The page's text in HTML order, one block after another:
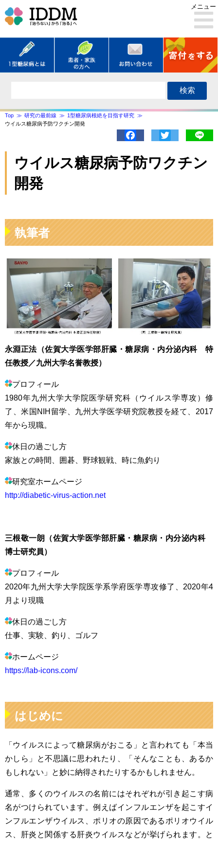
メニュー
検索
Top 研究の最前線
1型糖尿病根絶を目指す研究
ウイルス糖尿病予防ワクチン開発
Facebook
ウイルス糖尿病予防ワクチン
開発
執筆者
永淵正法（佐賀大学医学部肝臓・糖尿病・内分泌内科 特
任教授／九州大学名誉教授）
プロフィール
1980年九州大学大学院医学研究科（ウイルス学専攻）修
了、米国NIH留学、九州大学医学研究院教授を経て、2017
年から現職。
休日の過ごし方
家族との時間、囲碁、野球観戦、時に魚釣り
研究室ホームページ
http://diabetic-virus-action.net
三根敬一朗（佐賀大学医学部肝臓・糖尿病・内分泌内科
博士研究員）
プロフィール
2020年九州大学大学院医学系学府医学専攻修了、2020年4
月より現職
休日の過ごし方
仕事、実験、釣り、ゴルフ
ホームページ
https://lab-icons.com/
はじめに
「ウイルスによって糖尿病がおこる」と言われても「本当
かしら」と不思議に思われたり、「そんなことも、あるか
もしれない」と妙に納得されたりするかもしれません。
通常、多くのウイルスの名前にはそれぞれが引き起こす病
名がつけられています。例えばインフルエンザを起こすイ
ンフルエンザウイルス、ポリオの原因であるポリオウイル
ス、肝炎と関係する肝炎ウイルスなどが挙げられます。と